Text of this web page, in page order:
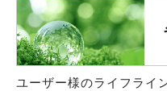
ユーザー様のライフライ